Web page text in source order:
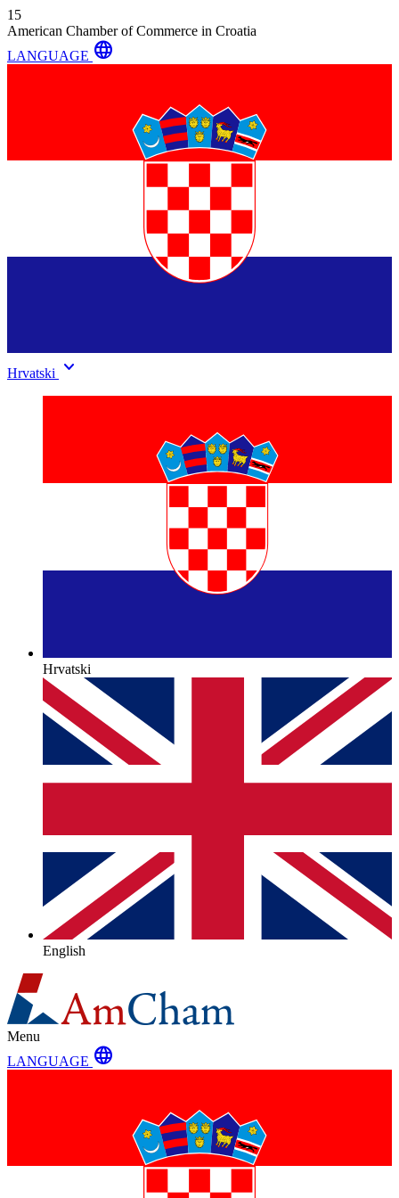
15
American Chamber of Commerce in Croatia
LANGUAGE language
Hrvatski keyboard_arrow_down
Hrvatski
English
Menu
LANGUAGE language